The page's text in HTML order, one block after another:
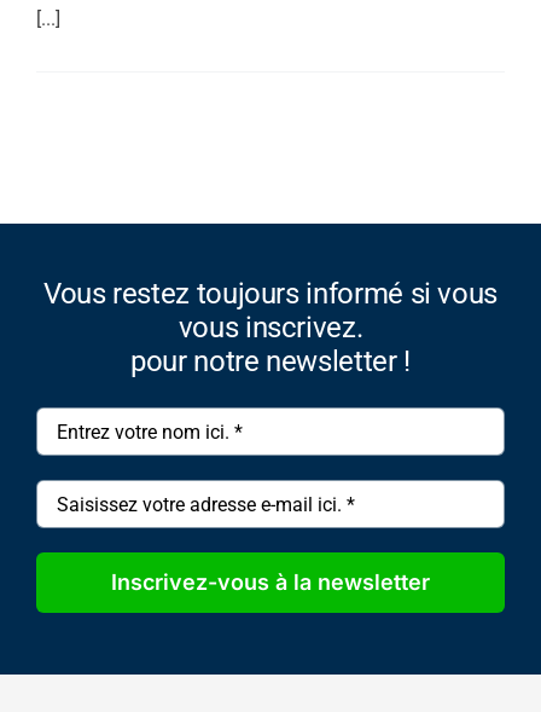
[...]
Vous restez toujours informé si vous
vous inscrivez.
pour notre newsletter !
Inscrivez-vous à la newsletter